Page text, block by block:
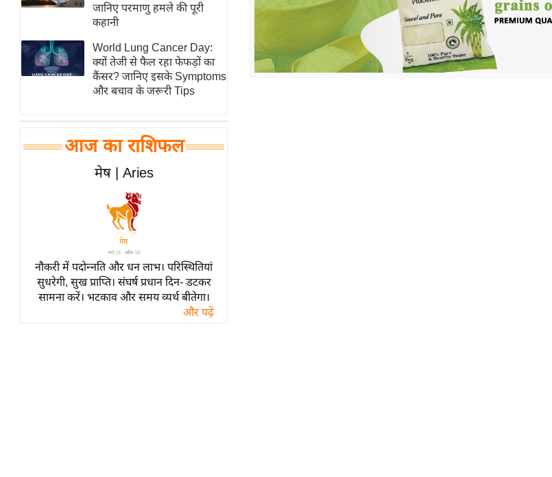
मिसाल बेमिसाल
शख्सियत
यंग इंडिया
साहित्य जगत
ऑटो वर्ल्ड
न्यूज ब्रीफ
मनोरंजन जगत
हॉलीवुड
फिल्म समीक्षा
Breaking
लाइफस्टाइल
टेक्नॉलॉजी
ब्यूटी/फैशन
घरेलू नुस्खे
जानिए परमाणु हमले की पूरी
कहानी
World Lung Cancer Day:
क्यों तेजी से फैल रहा फेफड़ों का
कैंसर? जानिए इसके Symptoms
और बचाव के जरूरी Tips
आज का राशिफल
मेष | Aries
नौकरी में पदोन्नति और धन लाभ। परिस्थितियां
सुधरेगी, सुख प्राप्ति। संघर्ष प्रधान दिन- डटकर
सामना करें। भटकाव और समय व्यर्थ बीतेगा।
और पढ़ें